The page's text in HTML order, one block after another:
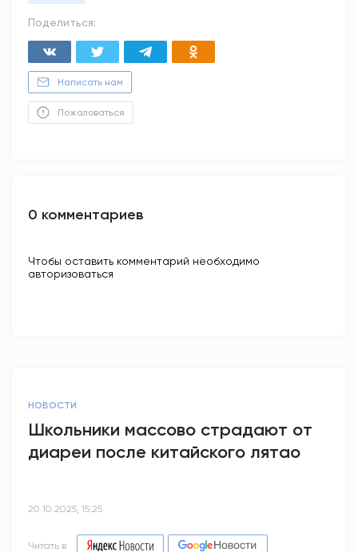
Поделиться:
Написать нам
Пожаловаться
0 комментариев
Чтобы оставить комментарий необходимо
авторизоваться
НОВОСТИ
Школьники массово страдают от
диареи после китайского лятао
20.10.2025, 15:25
Читать в